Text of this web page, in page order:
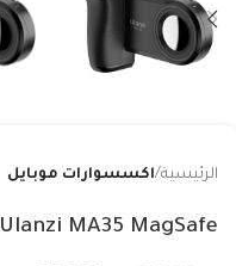
الرئيسية اكسسوارات موبايل
Ulanzi MA35 MagSafe